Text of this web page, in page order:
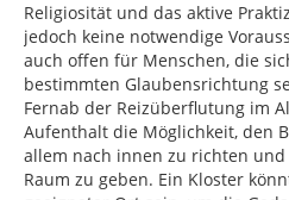
Religiosität und das aktive
jedoch keine notwendige
auch offen für Menschen, die
bestimmten Glaubensrichtung
Fernab der Reizüberflutung im
Aufenthalt die Möglichkeit, den
allem nach innen zu richten
Raum zu geben. Ein Kloster